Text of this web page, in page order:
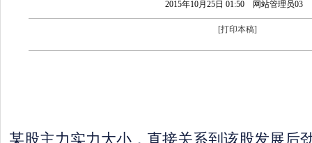
2015年10月25日 01:50 网站管理员03
[打印本稿]
某股主力实力大小，直接关系到该股发展后